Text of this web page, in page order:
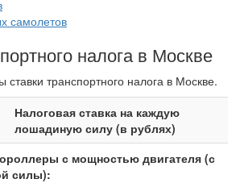
самолетов
налога в Москве
ставки транспортного налога в Москве.
Налоговая ставка на каждую
лошадиную силу (в рублях)
с мощностью двигателя (с
силы):